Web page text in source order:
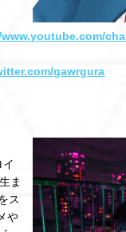
gawrgura
ま
ス
や